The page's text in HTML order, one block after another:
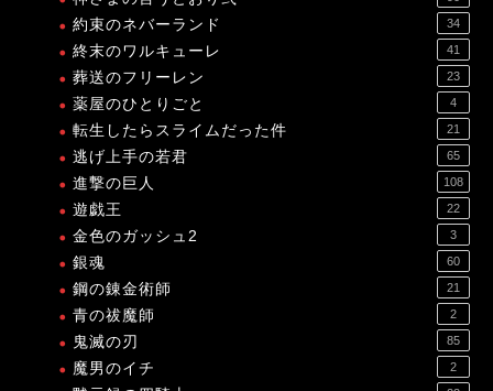
約束のネバーランド 34
終末のワルキューレ 41
葬送のフリーレン 23
薬屋のひとりごと 4
転生したらスライムだった件 21
逃げ上手の若君 65
進撃の巨人 108
遊戯王 22
金色のガッシュ2 3
銀魂 60
鋼の錬金術師 21
青の祓魔師 2
鬼滅の刃 85
魔男のイチ 2